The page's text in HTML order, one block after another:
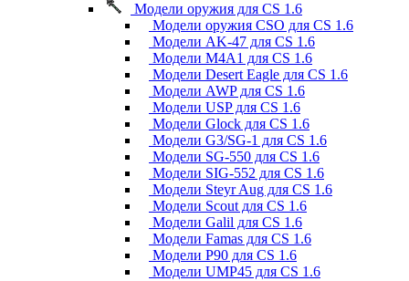
Модели оружия для CS 1.6
Модели оружия CSO для CS 1.6
Модели AK-47 для CS 1.6
Модели M4A1 для CS 1.6
Модели Desert Eagle для CS 1.6
Модели AWP для CS 1.6
Модели USP для CS 1.6
Модели Glock для CS 1.6
Модели G3/SG-1 для CS 1.6
Модели SG-550 для CS 1.6
Модели SIG-552 для CS 1.6
Модели Steyr Aug для CS 1.6
Модели Scout для CS 1.6
Модели Galil для CS 1.6
Модели Famas для CS 1.6
Модели P90 для CS 1.6
Модели UMP45 для CS 1.6